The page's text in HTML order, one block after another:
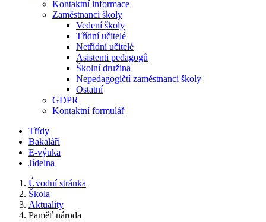
Kontaktní informace
Zaměstnanci školy
Vedení školy
Třídní učitelé
Netřídní učitelé
Asistenti pedagogů
Školní družina
Nepedagogičtí zaměstnanci školy
Ostatní
GDPR
Kontaktní formulář
Třídy
Bakaláři
E-výuka
Jídelna
Úvodní stránka
Škola
Aktuality
Paměť národa